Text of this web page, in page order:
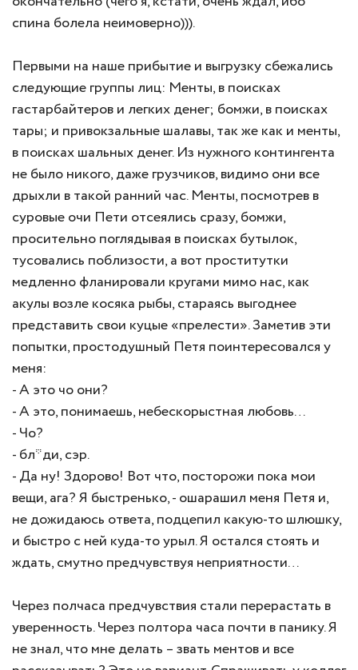
спина болела неимоверно))).
Первыми на наше прибытие и выгрузку сбежались
следующие группы лиц: Менты, в поисках
гастарбайтеров и легких денег; бомжи, в поисках
тары; и привокзальные шалавы, так же как и менты,
в поисках шальных денег. Из нужного контингента
не было никого, даже грузчиков, видимо они все
дрыхли в такой ранний час. Менты, посмотрев в
суровые очи Пети отсеялись сразу, бомжи,
просительно поглядывая в поисках бутылок,
тусовались поблизости, а вот проститутки
медленно фланировали кругами мимо нас, как
акулы возле косяка рыбы, стараясь выгоднее
представить свои куцые «прелести». Заметив эти
попытки, простодушный Петя поинтересовался у
меня:
- А это чо они?
- А это, понимаешь, небескорыстная любовь…
- Чо?
- бл*ди, сэр.
- Да ну! Здорово! Вот что, посторожи пока мои
вещи, ага? Я быстренько, - ошарашил меня Петя и,
не дожидаюсь ответа, подцепил какую-то шлюшку,
и быстро с ней куда-то урыл. Я остался стоять и
ждать, смутно предчувствуя неприятности…
Через полчаса предчувствия стали перерастать в
уверенность. Через полтора часа почти в панику. Я
не знал, что мне делать – звать ментов и все